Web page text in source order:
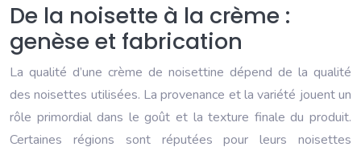
De la noisette à la crème :
genèse et fabrication
La qualité d’une crème de noisettine dépend de la qualité
des noisettes utilisées. La provenance et la variété jouent un
rôle primordial dans le goût et la texture finale du produit.
Certaines régions sont réputées pour leurs noisettes